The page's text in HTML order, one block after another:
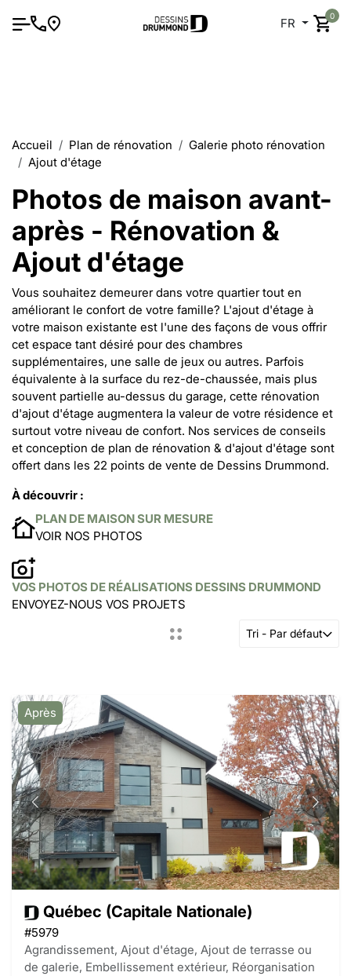
FR
0
Accueil Plan de rénovation
Galerie photo rénovation
Ajout d'étage
Photos de maison avant-
après - Rénovation &
Ajout d'étage
Vous souhaitez demeurer dans votre quartier tout en
améliorant le confort de votre famille? L'ajout d'étage à
votre maison existante est l'une des façons de vous offrir
cet espace tant désiré pour des chambres
supplémentaires, une salle de jeux ou autres. Parfois
équivalente à la surface du rez-de-chaussée, mais plus
souvent partielle au-dessus du garage, cette rénovation
d'ajout d'étage augmentera la valeur de votre résidence et
surtout votre niveau de confort. Nos services de conseils
et conception de plan de rénovation & d'ajout d'étage sont
offert dans les 22 points de vente de Dessins Drummond.
À découvrir :
PLAN DE MAISON SUR MESURE
VOIR NOS PHOTOS
VOS PHOTOS DE RÉALISATIONS DESSINS DRUMMOND
ENVOYEZ-NOUS VOS PROJETS
Tri - Par défaut
Après
Québec (Capitale Nationale)
#5979
Agrandissement, Ajout d'étage, Ajout de terrasse ou
de galerie, Embellissement extérieur, Réorganisation